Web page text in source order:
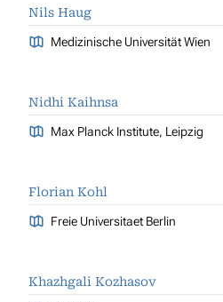
Nils Haug
Medizinische Universität Wien
Nidhi Kaihnsa
Max Planck Institute, Leipzig
Florian Kohl
Freie Universitaet Berlin
Khazhgali Kozhasov